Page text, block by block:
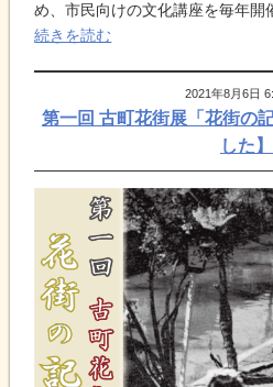
め、市民向けの文化講座を毎年開
続きを読む
2021年8月6日
第一回 古町花街展「花街の
した】